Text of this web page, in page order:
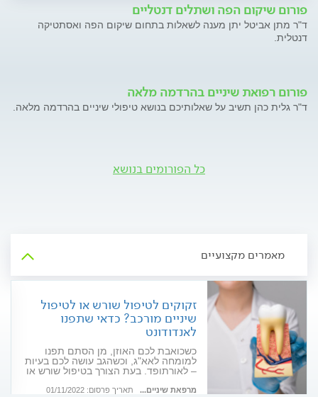
פורום שיקום הפה ושתלים דנטליים
ד"ר מתן אביטל יתן מענה לשאלות בתחום שיקום הפה ואסתטיקה
דנטלית.
פורום רפואת שיניים בהרדמה מלאה
ד"ר גלית כהן תשיב על שאלותיכם בנושא טיפולי שיניים בהרדמה מלאה.
כל הפורומים בנושא
מאמרים מקצועיים
זקוקים לטיפול שורש או לטיפול
שיניים מורכב? כדאי שתפנו
לאנדודונט
כשכואבת לכם האוזן, מן הסתם תפנו
למומחה לאא"ג, וכשהגב עושה לכם בעיות
– לאורתופד. בעת הצורך בטיפול שורש או
לאנדודונטיה הוא הכתובת שלכם. על
מרפאת שיניים... תאריך פרסום: 01/11/2022